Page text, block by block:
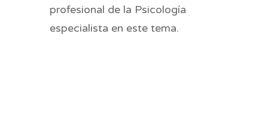
profesional de la Psicología
especialista en este tema.